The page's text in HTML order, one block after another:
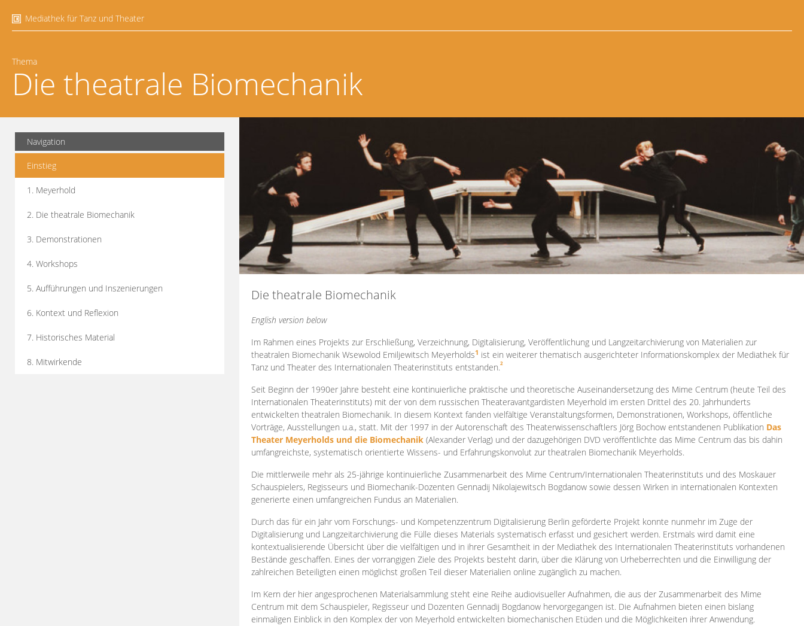
Mediathek für Tanz und Theater
Thema
Die theatrale Biomechanik
Navigation
Einstieg
1. Meyerhold
2. Die theatrale Biomechanik
3. Demonstrationen
4. Workshops
5. Aufführungen und Inszenierungen
6. Kontext und Reflexion
7. Historisches Material
8. Mitwirkende
Die theatrale Biomechanik
English version below
Im Rahmen eines Projekts zur Erschließung, Verzeichnung, Digitalisierung, Veröffentlichung und Langzeitarchivierung von Materialien zur
theatralen Biomechanik Wsewolod Emiljewitsch Meyerholds1 ist ein weiterer thematisch ausgerichteter Informationskomplex der Mediathek für
Tanz und Theater des Internationalen Theaterinstituts entstanden.2
Seit Beginn der 1990er Jahre besteht eine kontinuierliche praktische und theoretische Auseinandersetzung des Mime Centrum (heute Teil des
Internationalen Theaterinstituts) mit der von dem russischen Theateravantgardisten Meyerhold im ersten Drittel des 20. Jahrhunderts
entwickelten theatralen Biomechanik. In diesem Kontext fanden vielfältige Veranstaltungsformen, Demonstrationen, Workshops, öffentliche
Vorträge, Ausstellungen u.a., statt. Mit der 1997 in der Autorenschaft des Theaterwissenschaftlers Jörg Bochow entstandenen Publikation Das
Theater Meyerholds und die Biomechanik (Alexander Verlag) und der dazugehörigen DVD veröffentlichte das Mime Centrum das bis dahin
umfangreichste, systematisch orientierte Wissens- und Erfahrungskonvolut zur theatralen Biomechanik Meyerholds.
Die mittlerweile mehr als 25-jährige kontinuierliche Zusammenarbeit des Mime Centrum/Internationalen Theaterinstituts und des Moskauer
Schauspielers, Regisseurs und Biomechanik-Dozenten Gennadij Nikolajewitsch Bogdanow sowie dessen Wirken in internationalen Kontexten
generierte einen umfangreichen Fundus an Materialien.
Durch das für ein Jahr vom Forschungs- und Kompetenzzentrum Digitalisierung Berlin geförderte Projekt konnte nunmehr im Zuge der
Digitalisierung und Langzeitarchivierung die Fülle dieses Materials systematisch erfasst und gesichert werden. Erstmals wird damit eine
kontextualisierende Übersicht über die vielfältigen und in ihrer Gesamtheit in der Mediathek des Internationalen Theaterinstituts vorhandenen
Bestände geschaffen. Eines der vorrangigen Ziele des Projekts besteht darin, über die Klärung von Urheberrechten und die Einwilligung der
zahlreichen Beteiligten einen möglichst großen Teil dieser Materialien online zugänglich zu machen.
Im Kern der hier angesprochenen Materialsammlung steht eine Reihe audiovisueller Aufnahmen, die aus der Zusammenarbeit des Mime
Centrum mit dem Schauspieler, Regisseur und Dozenten Gennadij Bogdanow hervorgegangen ist. Die Aufnahmen bieten einen bislang
einmaligen Einblick in den Komplex der von Meyerhold entwickelten biomechanischen Etüden und die Möglichkeiten ihrer Anwendung.